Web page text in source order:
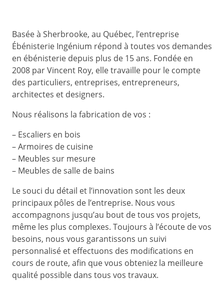
Basée à Sherbrooke, au Québec, l’entreprise
Ébénisterie Ingénium répond à toutes vos demandes
en ébénisterie depuis plus de 15 ans. Fondée en
2008 par Vincent Roy, elle travaille pour le compte
des particuliers, entreprises, entrepreneurs,
architectes et designers.
Nous réalisons la fabrication de vos :
– Escaliers en bois
– Armoires de cuisine
– Meubles sur mesure
– Meubles de salle de bains
Le souci du détail et l’innovation sont les deux
principaux pôles de l’entreprise. Nous vous
accompagnons jusqu’au bout de tous vos projets,
même les plus complexes. Toujours à l’écoute de vos
besoins, nous vous garantissons un suivi
personnalisé et effectuons des modifications en
cours de route, afin que vous obteniez la meilleure
qualité possible dans tous vos travaux.